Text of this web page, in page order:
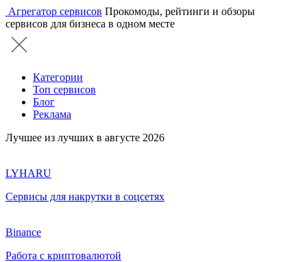
Агрегатор сервисов Прокомоды, рейтинги и обзоры
сервисов для бизнеса в одном месте
Категории
Топ сервисов
Блог
Реклама
Лучшее из лучших в августе 2026
LYHARU
Сервисы для накрутки в соцсетях
Binance
Работа с криптовалютой